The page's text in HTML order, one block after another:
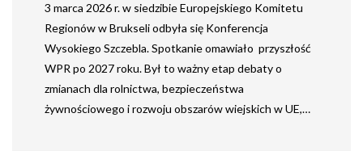
3 marca 2026 r. w siedzibie Europejskiego Komitetu
Regionów w Brukseli odbyła się Konferencja
Wysokiego Szczebla. Spotkanie omawiało przyszłość
WPR po 2027 roku. Był to ważny etap debaty o
zmianach dla rolnictwa, bezpieczeństwa
żywnościowego i rozwoju obszarów wiejskich w UE,…